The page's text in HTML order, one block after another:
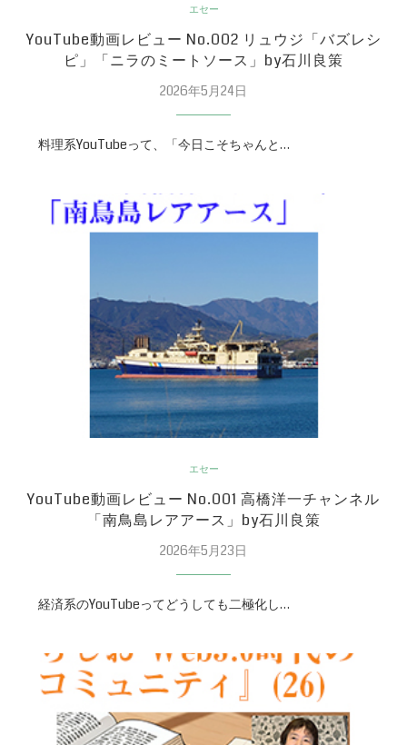
エセー
YouTube動画レビュー No.002 リュウジ「バズレシ
ピ」「ニラのミートソース」by石川良策
2026年5月24日
料理系YouTubeって、「今日こそちゃんと…
エセー
YouTube動画レビュー No.001 高橋洋一チャンネル
「南鳥島レアアース」by石川良策
2026年5月23日
経済系のYouTubeってどうしても二極化し…